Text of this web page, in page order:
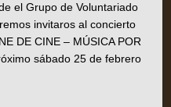
el Grupo de Voluntariado
invitaros al concierto
DE CINE – MÚSICA POR
sábado 25 de febrero